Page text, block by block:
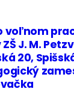
voľnom
J. M.
20,